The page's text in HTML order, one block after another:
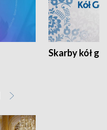
Skarby kół